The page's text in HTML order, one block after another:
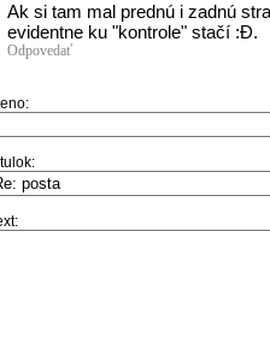
Ak si tam mal prednú i zadnú
evidentne ku "kontrole" stačí :Đ.
Odpovedať